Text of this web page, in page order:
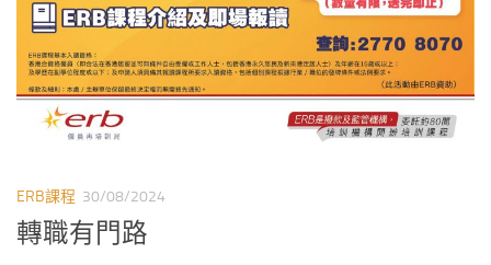
ERB課程 30/08/2024
轉職有門路